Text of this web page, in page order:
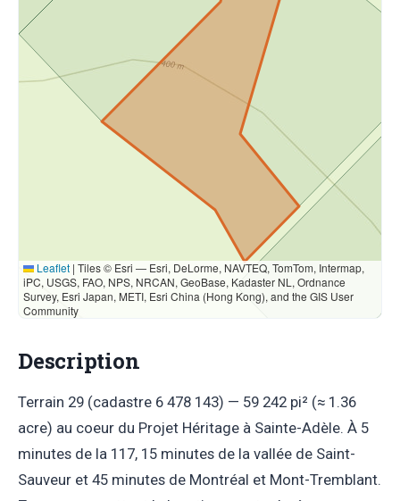
Leaflet | Tiles © Esri — Esri, DeLorme, NAVTEQ, TomTom, Intermap,
iPC, USGS, FAO, NPS, NRCAN, GeoBase, Kadaster NL, Ordnance
Survey, Esri Japan, METI, Esri China (Hong Kong), and the GIS User
Community
Description
Terrain 29 (cadastre 6 478 143) — 59 242 pi² (≈ 1.36
acre) au coeur du Projet Héritage à Sainte-Adèle. À 5
minutes de la 117, 15 minutes de la vallée de Saint-
Sauveur et 45 minutes de Montréal et Mont-Tremblant.